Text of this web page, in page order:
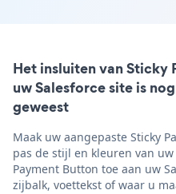
Het insluiten van Sticky
uw Salesforce site is
geweest
Maak uw aangepaste Sticky
pas de stijl en kleuren van
Payment Button toe aan uw
zijbalk, voettekst of waar u